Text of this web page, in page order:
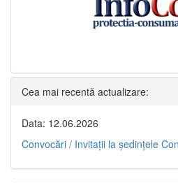
Cea mai recentă actualizare:
Data: 12.06.2026
Convocări / Invitaţii la şedinţele